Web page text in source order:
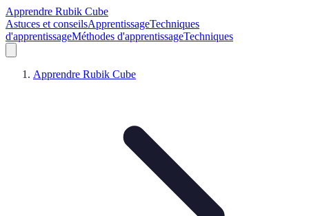
Apprendre Rubik Cube
Astuces et conseilsApprentissageTechniques
d'apprentissageMéthodes d'apprentissageTechniques
Apprendre Rubik Cube